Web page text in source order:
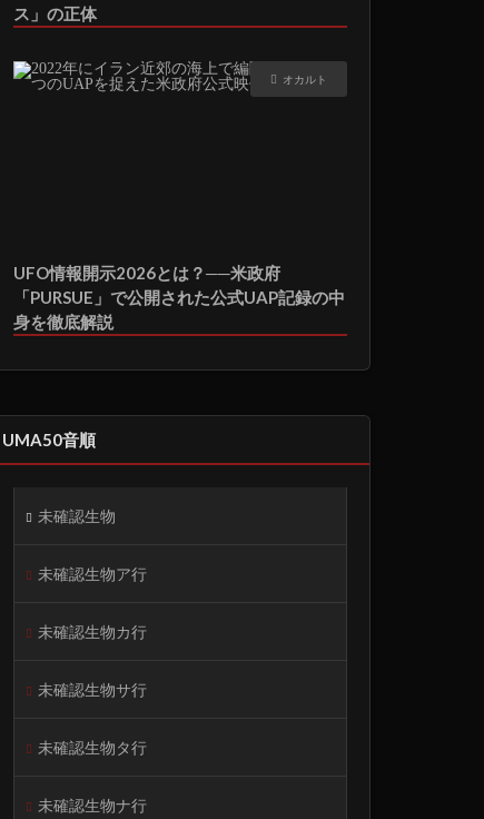
ス」の正体
オカルト
UFO情報開示2026とは？──米政府
「PURSUE」で公開された公式UAP記録の中
身を徹底解説
UMA50音順
未確認生物
未確認生物ア行
未確認生物カ行
未確認生物サ行
未確認生物タ行
未確認生物ナ行